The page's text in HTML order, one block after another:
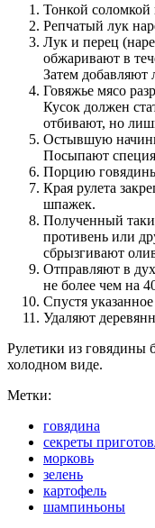
Тонкой соломкой
Репчатый лук
Лук и перец
обжаривают в
Затем добавляют
Говяжье мясо
Кусок должен
отбивают, но
Остывшую
Посыпают
Порцию
Края рулета
шпажек.
Полученный
противень или
сбрызгивают
Отправляют в
не более чем на
Спустя
Удаляют
Рулетики из говядины
холодном виде.
Метки:
говядина
секреты
морковь
зелень
картофель
шампиньоны